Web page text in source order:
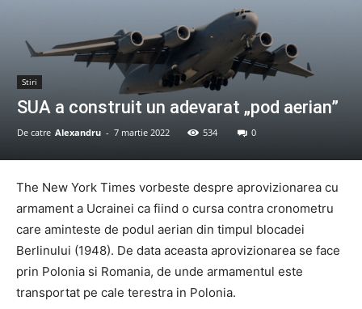
Stiri
SUA a construit un adevarat „pod aerian”
De catre Alexandru - 7 martie 2022 534 0
The New York Times vorbeste despre aprovizionarea cu
armament a Ucrainei ca fiind o cursa contra cronometru
care aminteste de podul aerian din timpul blocadei
Berlinului (1948). De data aceasta aprovizionarea se face
prin Polonia si Romania, de unde armamentul este
transportat pe cale terestra in Polonia.